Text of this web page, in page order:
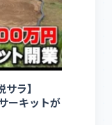
ラ】
ーキットが